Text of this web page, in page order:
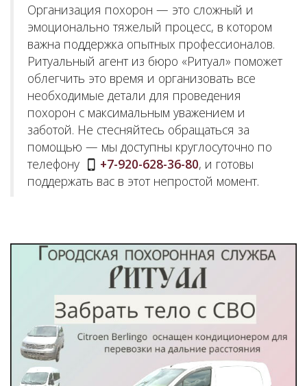
Организация похорон — это сложный и
эмоционально тяжелый процесс, в котором
важна поддержка опытных профессионалов.
Ритуальный агент из бюро «Ритуал» поможет
облегчить это время и организовать все
необходимые детали для проведения
похорон с максимальным уважением и
заботой. Не стесняйтесь обращаться за
помощью — мы доступны круглосуточно по
телефону
+7-920-628-36-80, и готовы
поддержать вас в этот непростой момент.